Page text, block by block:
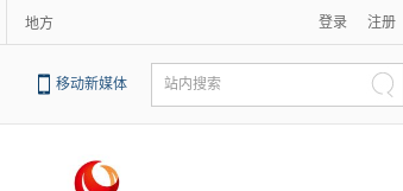
地方 登录 注册
移动新媒体 站内搜索